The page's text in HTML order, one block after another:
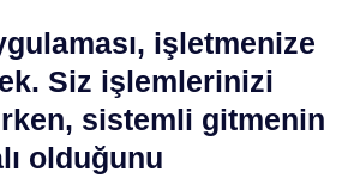
işletmenize
Siz işlemlerinizi
sistemli gitmenin
olduğunu